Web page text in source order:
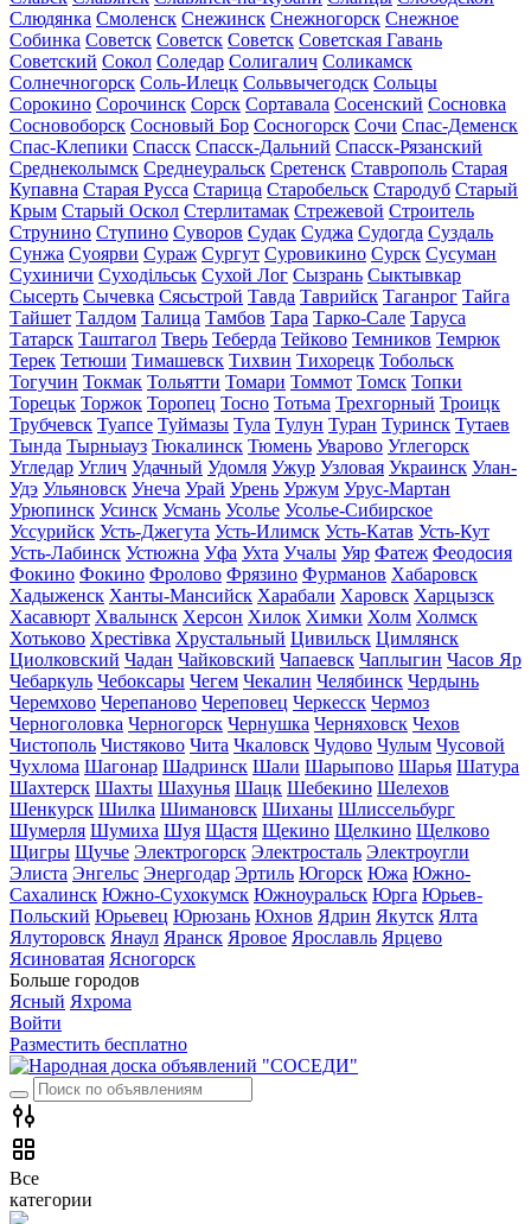
Слюдянка Смоленск Снежинск Снежногорск Снежное
Собинка Советск Советск Советск Советская Гавань
Советский Сокол Соледар Солигалич Соликамск
Солнечногорск Соль-Илецк Сольвычегодск Сольцы
Сорокино Сорочинск Сорск Сортавала Сосенский Сосновка
Сосновоборск Сосновый Бор Сосногорск Сочи Спас-Деменск
Спас-Клепики Спасск Спасск-Дальний Спасск-Рязанский
Среднеколымск Среднеуральск Сретенск Ставрополь Старая
Купавна Старая Русса Старица Старобельск Стародуб Старый
Крым Старый Оскол Стерлитамак Стрежевой Строитель
Струнино Ступино Суворов Судак Суджа Судогда Суздаль
Сунжа Суоярви Сураж Сургут Суровикино Сурск Сусуман
Сухиничи Суходільськ Сухой Лог Сызрань Сыктывкар
Сысерть Сычевка Сясьстрой Тавда Таврийск Таганрог Тайга
Тайшет Талдом Талица Тамбов Тара Тарко-Сале Таруса
Татарск Таштагол Тверь Теберда Тейково Темников Темрюк
Терек Тетюши Тимашевск Тихвин Тихорецк Тобольск
Тогучин Токмак Тольятти Томари Томмот Томск Топки
Торецьк Торжок Торопец Тосно Тотьма Трехгорный Троицк
Трубчевск Туапсе Туймазы Тула Тулун Туран Туринск Тутаев
Тында Тырныауз Тюкалинск Тюмень Уварово Углегорск
Угледар Углич Удачный Удомля Ужур Узловая Украинск Улан-
Удэ Ульяновск Унеча Урай Урень Уржум Урус-Мартан
Урюпинск Усинск Усмань Усолье Усолье-Сибирское
Уссурийск Усть-Джегута Усть-Илимск Усть-Катав Усть-Кут
Усть-Лабинск Устюжна Уфа Ухта Учалы Уяр Фатеж Феодосия
Фокино Фокино Фролово Фрязино Фурманов Хабаровск
Хадыженск Ханты-Мансийск Харабали Харовск Харцызск
Хасавюрт Хвалынск Херсон Хилок Химки Холм Холмск
Хотьково Хрестівка Хрустальный Цивильск Цимлянск
Циолковский Чадан Чайковский Чапаевск Чаплыгин Часов Яр
Чебаркуль Чебоксары Чегем Чекалин Челябинск Чердынь
Черемхово Черепаново Череповец Черкесск Чермоз
Черноголовка Черногорск Чернушка Черняховск Чехов
Чистополь Чистяково Чита Чкаловск Чудово Чулым Чусовой
Чухлома Шагонар Шадринск Шали Шарыпово Шарья Шатура
Шахтерск Шахты Шахунья Шацк Шебекино Шелехов
Шенкурск Шилка Шимановск Шиханы Шлиссельбург
Шумерля Шумиха Шуя Щастя Щекино Щелкино Щелково
Щигры Щучье Электрогорск Электросталь Электроугли
Элиста Энгельс Энергодар Эртиль Югорск Южа Южно-
Сахалинск Южно-Сухокумск Южноуральск Юрга Юрьев-
Польский Юрьевец Юрюзань Юхнов Ядрин Якутск Ялта
Ялуторовск Янаул Яранск Яровое Ярославль Ярцево
Ясиноватая Ясногорск
Больше городов
Ясный Яхрома
Войти
Разместить бесплатно
Все
категории